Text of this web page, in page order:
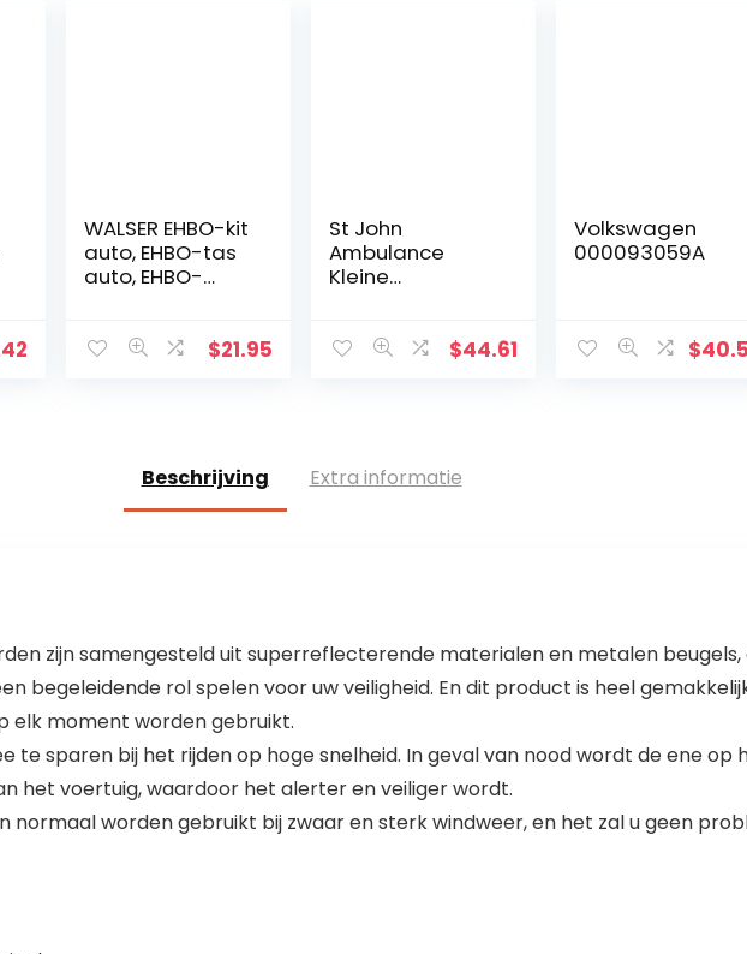
WALSER EHBO-kit
auto, EHBO-tas
auto, EHBO-
DIN 13164, EHBO-
$21.95
St John
Ambulance
Kleine
kit B8599-1: 2019
$44.61
Volkswagen
000093059A
$
Beschrijving Extra informatie
zijn samengesteld uit superreflecterende materialen en metalen
begeleidende rol spelen voor uw veiligheid. En dit product is heel
elk moment worden gebruikt.
te sparen bij het rijden op hoge snelheid. In geval van nood wordt de ene op
het voertuig, waardoor het alerter en veiliger wordt.
normaal worden gebruikt bij zwaar en sterk windweer, en het zal u geen